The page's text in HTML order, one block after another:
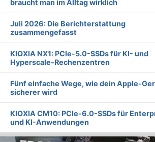
braucht man im Alltag wirklich
Juli 2026: Die Bericht­erstattung
zusammengefasst
KIOXIA NX1: PCIe-5.0-SSDs für KI- und
Hyperscale-Rechenzentren
Fünf einfache Wege, wie dein Apple-
sicherer wird
KIOXIA CM10: PCIe-6.0-SSDs für
und KI-Anwendungen